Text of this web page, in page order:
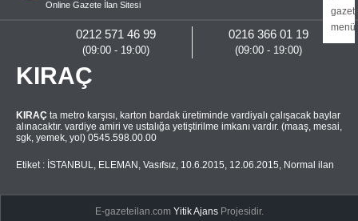
Online Gazete İlan Sitesi
0216 366 01 19
(09:00 - 19:00)
0212 571 46 99
(09:00 - 19:00)
KIRAÇ
KIRAÇ ta metro karşısı, karton bardak üretiminde vardiyalı çalışacak baylar
alınacaktır. vardiye amiri ve ustalığa yetiştirilme imkanı vardır. (maaş, mesai,
sgk, yemek, yol) 0545.598.00.00
Etiket : İSTANBUL, ELEMAN , Vasıfsız, 10.6.2015, 12.06.2015, Normal ilan
E-gazeteilan.comYitik Ajans Projesidir.